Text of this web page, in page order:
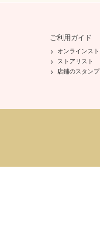
ご利用ガイド
オンラインス
ストアリスト
店鋪のスタン